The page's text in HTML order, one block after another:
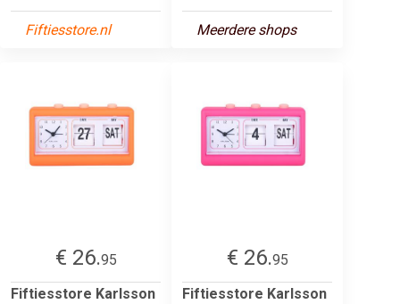
Fiftiesstore.nl Meerdere shops
€ 26.95
Fiftiesstore Karlsson
€ 26.95
Fiftiesstore Karlsson